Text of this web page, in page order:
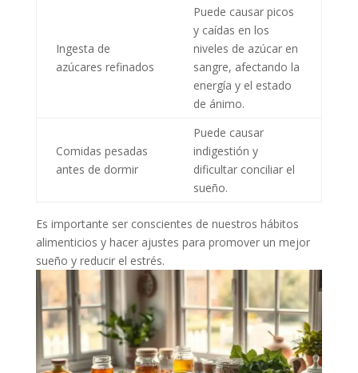
Ingesta de
azúcares refinados
Puede causar picos
y caídas en los
niveles de azúcar en
sangre, afectando la
energía y el estado
de ánimo.
Comidas pesadas
antes de dormir
Puede causar
indigestión y
dificultar conciliar el
sueño.
Es importante ser conscientes de nuestros hábitos
alimenticios y hacer ajustes para promover un mejor
sueño y reducir el estrés.